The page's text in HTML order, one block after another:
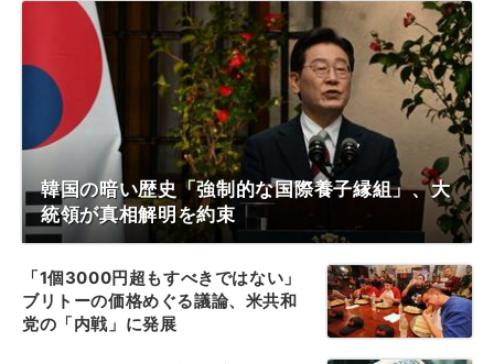
韓国の暗い歴史「強制的な国際養子縁組」、大
統領が真相解明を約束
「1個3000円超もすべきではない」
ブリトーの価格めぐる議論、米共和
党の「内戦」に発展